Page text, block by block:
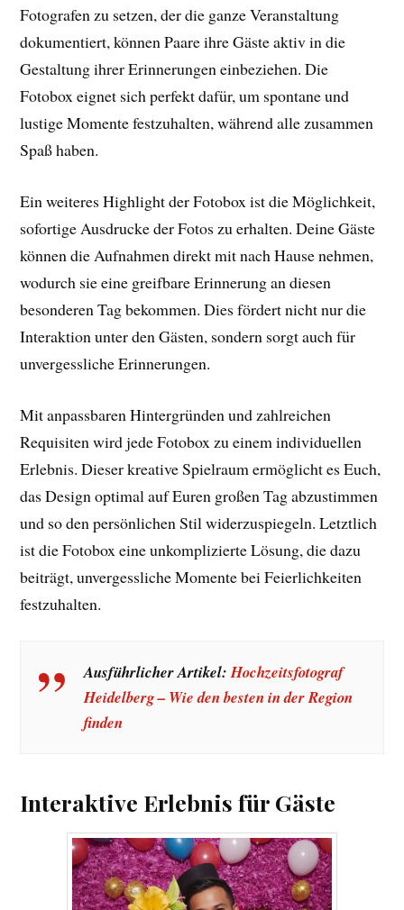
Fotografen zu setzen, der die ganze Veranstaltung
dokumentiert, können Paare ihre Gäste aktiv in die
Gestaltung ihrer Erinnerungen einbeziehen. Die
Fotobox eignet sich perfekt dafür, um spontane und
lustige Momente festzuhalten, während alle zusammen
Spaß haben.
Ein weiteres Highlight der Fotobox ist die Möglichkeit,
sofortige Ausdrucke der Fotos zu erhalten. Deine Gäste
können die Aufnahmen direkt mit nach Hause nehmen,
wodurch sie eine greifbare Erinnerung an diesen
besonderen Tag bekommen. Dies fördert nicht nur die
Interaktion unter den Gästen, sondern sorgt auch für
unvergessliche Erinnerungen.
Mit anpassbaren Hintergründen und zahlreichen
Requisiten wird jede Fotobox zu einem individuellen
Erlebnis. Dieser kreative Spielraum ermöglicht es Euch,
das Design optimal auf Euren großen Tag abzustimmen
und so den persönlichen Stil widerzuspiegeln. Letztlich
ist die Fotobox eine unkomplizierte Lösung, die dazu
beiträgt, unvergessliche Momente bei Feierlichkeiten
festzuhalten.
Ausführlicher Artikel:Hochzeitsfotograf
Heidelberg – Wie den besten in der Region
finden
Interaktive Erlebnis für Gäste